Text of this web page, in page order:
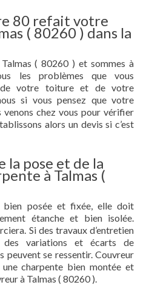
80 refait votre
( 80260 ) dans la
( 80260 ) et sommes à
les problèmes que vous
de votre toiture et de votre
si vous pensez que votre
venons chez vous pour vérifier
alors un devis si c’est
la pose et de la
à Talmas (
posée et fixée, elle doit
étanche et bien isolée.
Si des travaux d’entretien
variations et écarts de
peuvent se ressentir. Couvreur
charpente bien montée et
à Talmas ( 80260 ).